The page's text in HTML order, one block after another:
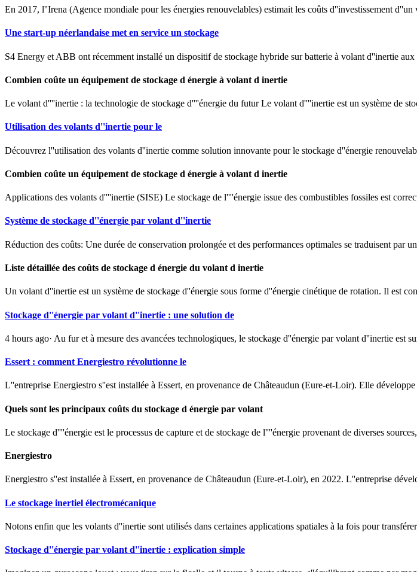
En 2017, l''Irena (Agence mondiale pour les énergies renouvelables) estimait les coûts d''investissement d''un
Une start-up néerlandaise met en service un stockage
S4 Energy et ABB ont récemment installé un dispositif de stockage hybride sur batterie à volant d''inertie
Combien coûte un équipement de stockage d énergie à volant d inertie
Le volant d''''inertie : la technologie de stockage d''''énergie du futur Le volant d''''inertie est un système de
Utilisation des volants d''inertie pour le
Découvrez l''utilisation des volants d''inertie comme solution innovante pour le stockage d''énergie
Combien coûte un équipement de stockage d énergie à volant d inertie
Applications des volants d''''inertie (SISE) Le stockage de l''''énergie issue des combustibles fossiles est
Système de stockage d''énergie par volant d''inertie
Réduction des coûts: Une durée de conservation prolongée et des performances optimales se traduisent par
Liste détaillée des coûts de stockage d énergie du volant d inertie
Un volant d''inertie est un système de stockage d''énergie sous forme d''énergie cinétique de rotation. Il est
Stockage d''énergie par volant d''inertie : une solution de
4 hours ago· Au fur et à mesure des avancées technologiques, le stockage d''énergie par volant d''inertie
Essert : comment Energiestro révolutionne le
L''entreprise Energiestro s''est installée à Essert, en provenance de Châteaudun (Eure-et-Loir). Elle
Quels sont les principaux coûts du stockage d énergie par volant
Le stockage d''''énergie est le processus de capture et de stockage de l''''énergie provenant de diverses
Energiestro
Energiestro s''est installée à Essert, en provenance de Châteaudun (Eure-et-Loir), en 2022. L''entreprise
Le stockage inertiel électromécanique
Notons enfin que les volants d''inertie sont utilisés dans certaines applications spatiales à la fois pour
Stockage d''énergie par volant d''inertie : explication simple